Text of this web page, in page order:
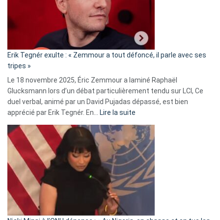
«
C’est
fake
news
»
Erik Tegnér exulte : « Zemmour a tout défoncé, il parle avec ses
tripes »
Le 18 novembre 2025, Éric Zemmour a laminé Raphaël
Glucksmann lors d’un débat particulièrement tendu sur LCI, Ce
duel verbal, animé par un David Pujadas dépassé, est bien
apprécié par Erik Tegnér. En… Lire la suite
Erik
Tegnér
exulte
:
« Zemmour
a
tout